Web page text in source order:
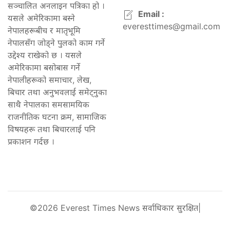
सञ्चालित अनलाइन पत्रिका हो ।
यसले अमेरिकामा बस्ने
नेपालहरूबीच र मातृभूमि
नेपालसँग जोड्ने पुलको काम गर्ने
उद्देश्य राखेको छ । यसले
अमेरिकामा बसोबास गर्ने
नेपालीहरूको समाचार, लेख,
बिचार तथा अनुभवलाई समेट्नुका
साथै नेपालका समसामयिक
राजनीतिक घटना क्रम, सामाजिक
विषयहरू तथा बिचारलाई पनि
प्रकाशन गर्दछ ।
Email :
everesttimes@gmail.com
©2026 Everest Times News सर्वाधिकार सुरक्षित|